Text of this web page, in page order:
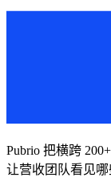
Pubrio 把横跨
让营收团队看见哪